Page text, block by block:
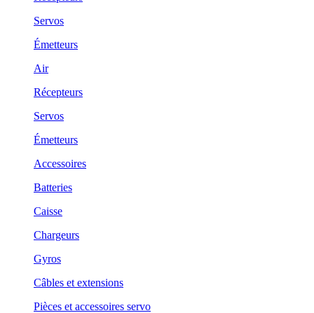
Servos
Émetteurs
Air
Récepteurs
Servos
Émetteurs
Accessoires
Batteries
Caisse
Chargeurs
Gyros
Câbles et extensions
Pièces et accessoires servo